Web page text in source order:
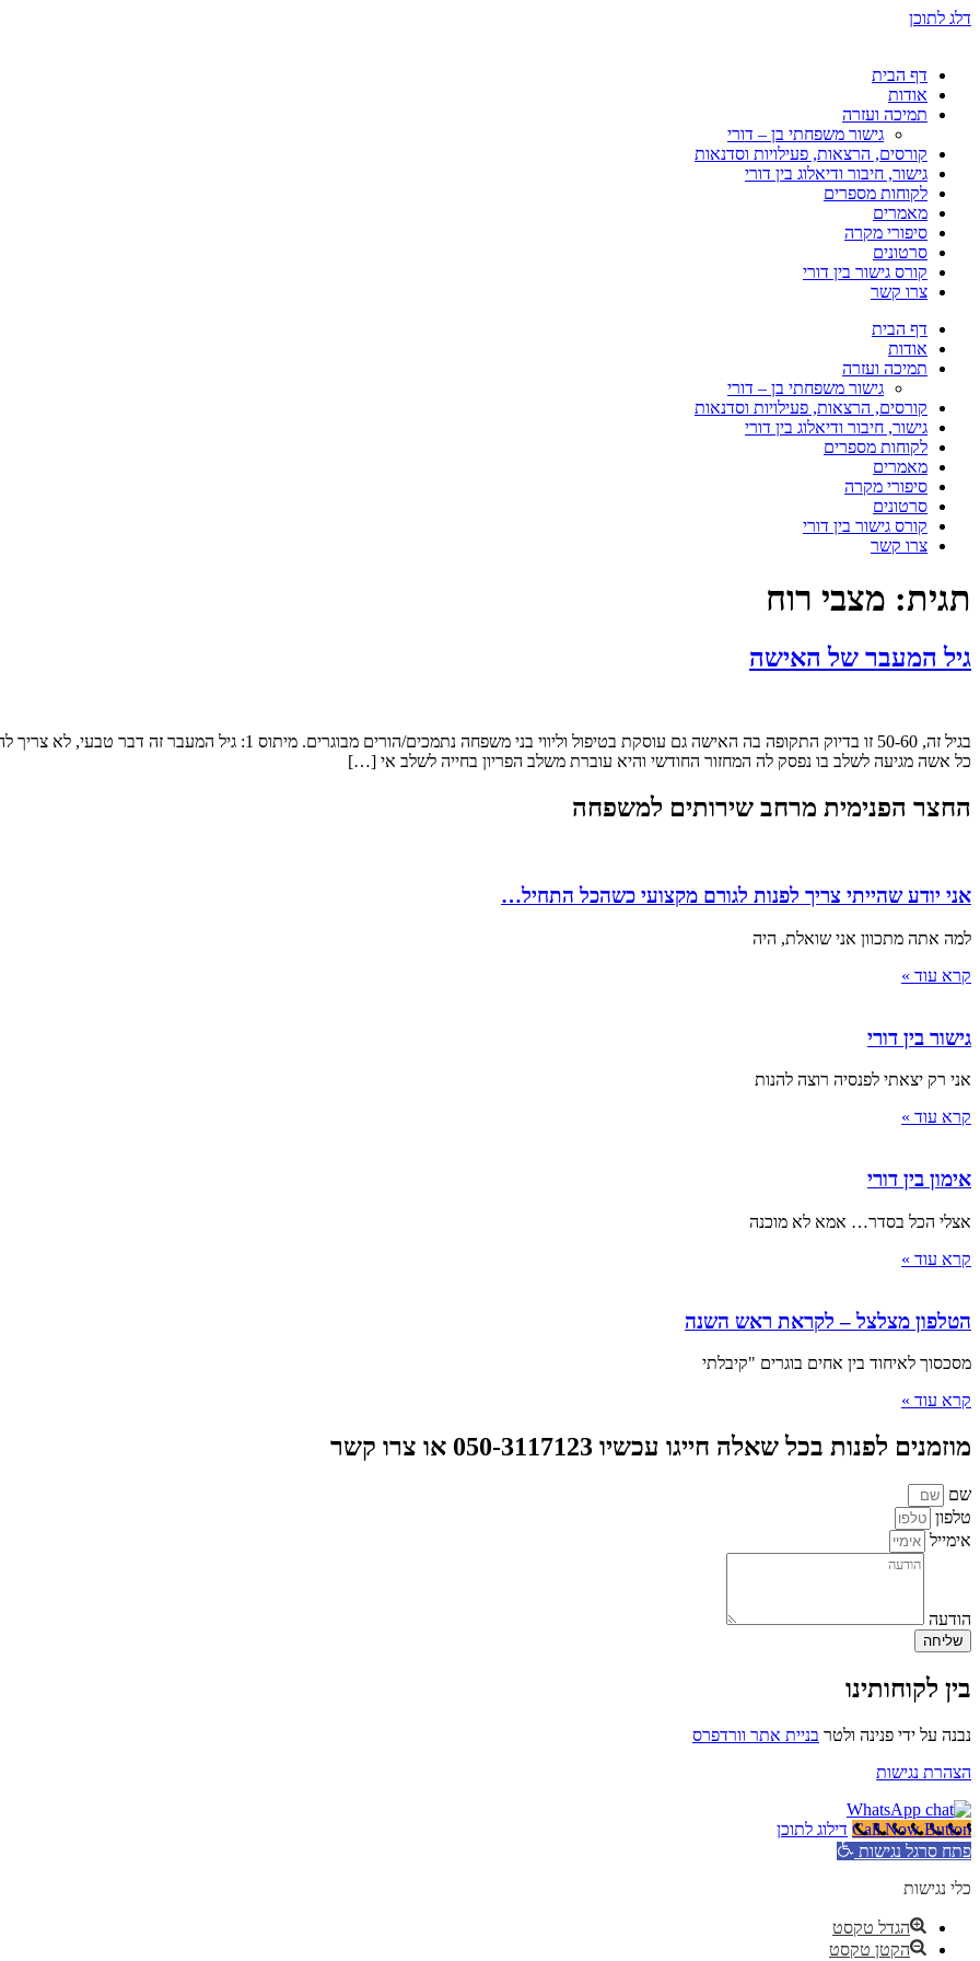
דלג לתוכן
דף הבית
אודות
תמיכה ועזרה
גישור משפחתי בן – דורי
קורסים, הרצאות, פעילויות וסדנאות
גישור, חיבור ודיאלוג בין דורי
לקוחות מספרים
מאמרים
סיפורי מקרה
סרטונים
קורס גישור בין דורי
צרו קשר
דף הבית
אודות
תמיכה ועזרה
גישור משפחתי בן – דורי
קורסים, הרצאות, פעילויות וסדנאות
גישור, חיבור ודיאלוג בין דורי
לקוחות מספרים
מאמרים
סיפורי מקרה
סרטונים
קורס גישור בין דורי
צרו קשר
תגית: מצבי רוח
גיל המעבר של האישה
בגיל זה, 50-60 זו בדיוק התקופה בה האישה גם עוסקת בטיפול וליווי
כל אשה מגיעה לשלב בו נפסק לה המחזור החודשי והיא עוברת משלב הפריון בחייה לשלב אי […]
החצר הפנימית מרחב שירותים למשפחה
אני יודע שהייתי צריך לפנות לגורם מקצועי כשהכל התחיל…
למה אתה מתכוון אני שואלת, היה
קרא עוד »
גישור בין דורי
אני רק יצאתי לפנסיה רוצה להנות
קרא עוד »
אימון בין דורי
אצלי הכל בסדר… אמא לא מוכנה
קרא עוד »
הטלפון מצלצל – לקראת ראש השנה
מסכסוך לאיחוד בין אחים בוגרים "קיבלתי
קרא עוד »
מוזמנים לפנות בכל שאלה חייגו עכשיו 050-3117123 או צרו קשר
שם
טלפון
אימייל
הודעה
שליחה
בין לקוחותינו
נבנה על ידי פנינה ולטר בניית אתר וורדפרס
הצהרת נגישות
Call Now Button דילוג לתוכן
פתח סרגל נגישות
כלי נגישות
הגדל טקסט
הקטן טקסט